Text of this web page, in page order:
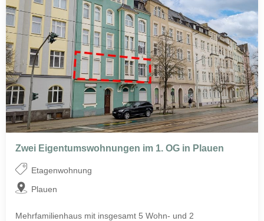
Zwei Eigentumswohnungen im 1. OG in Plauen
Etagenwohnung
Plauen
Mehrfamilienhaus mit insgesamt 5 Wohn- und 2